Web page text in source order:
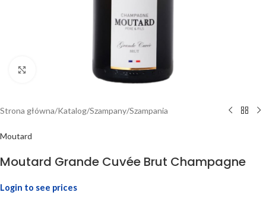
Strona główna/Katalog/Szampany/Szampania
Moutard
Moutard Grande Cuvée Brut Champagne
Login to see prices